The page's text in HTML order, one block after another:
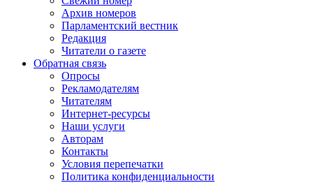
Архив номеров
Парламентский вестник
Редакция
Читатели о газете
Обратная связь
Опросы
Рекламодателям
Читателям
Интернет-ресурсы
Наши услуги
Авторам
Контакты
Условия перепечатки
Политика конфиденциальности